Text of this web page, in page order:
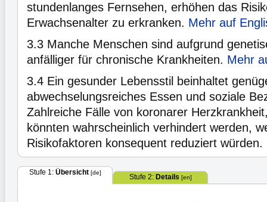
stundenlanges Fernsehen, erhöhen das
Erwachsenalter zu erkranken. Mehr auf
3.3 Manche Menschen sind aufgrund
anfälliger für chronische Krankheiten. Mehr
3.4 Ein gesunder Lebensstil beinhaltet
abwechselungsreiches Essen und soziale
Zahlreiche Fälle von koronarer
könnten wahrscheinlich verhindert werden,
Risikofaktoren konsequent reduziert würden.
Stufe 1: Übersicht[de]
Stufe 2: Details [en]